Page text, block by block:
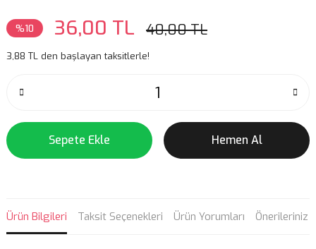
%10 36,00 TL 40,00 TL
3,88 TL den başlayan taksitlerle!
Sepete Ekle Hemen Al
Ürün Bilgileri Taksit Seçenekleri Ürün Yorumları Önerileriniz